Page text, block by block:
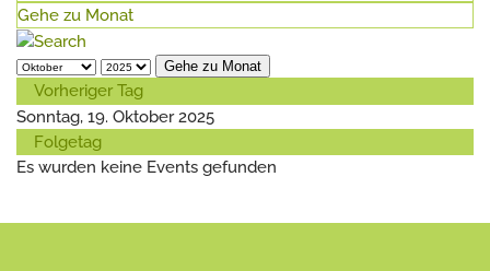
Gehe zu Monat
Gehe zu Monat
Vorheriger Tag
Sonntag, 19. Oktober 2025
Folgetag
Es wurden keine Events gefunden